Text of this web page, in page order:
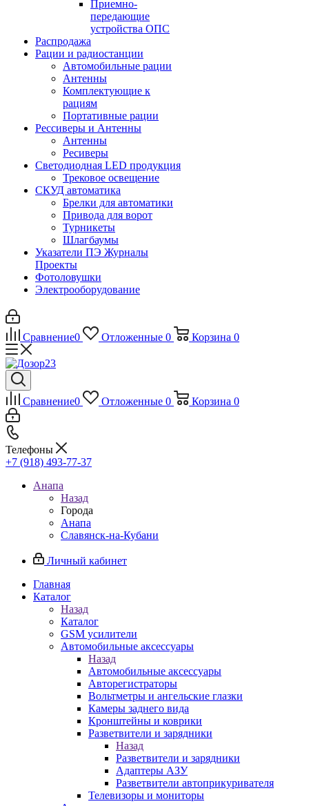
Приемно-
передающие
устройства ОПС
Распродажа
Рации и радиостанции
Автомобильные рации
Антенны
Комплектующие к
рациям
Портативные рации
Рессиверы и Антенны
Антенны
Ресиверы
Светодиодная LED продукция
Трековое освещение
СКУД автоматика
Брелки для автоматики
Привода для ворот
Турникеты
Шлагбаумы
Указатели ПЭ Журналы
Проекты
Фотоловушки
Электрооборудование
Сравнение0 Отложенные 0 Корзина 0
Сравнение0 Отложенные 0 Корзина 0
Телефоны
+7 (918) 493-77-37
Анапа
Назад
Города
Анапа
Славянск-на-Кубани
Личный кабинет
Главная
Каталог
Назад
Каталог
GSM усилители
Автомобильные аксессуары
Назад
Автомобильные аксессуары
Авторегистраторы
Вольтметры и ангельские глазки
Камеры заднего вида
Кронштейны и коврики
Разветвители и зарядники
Назад
Разветвители и зарядники
Адаптеры АЗУ
Разветвители автоприкуривателя
Телевизоры и мониторы